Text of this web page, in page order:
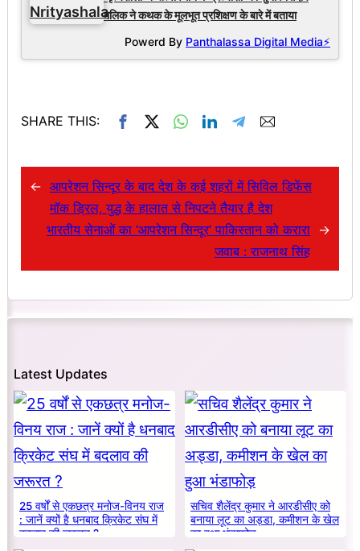
मलिक ने कथक के मूलभूत प्रशिक्षण के बारे में बताया
Powerd By Panthalassa Digital Media⚡
SHARE THIS:
← आपरेशन सिन्दूर के बाद देश के कई शहरों में सिविल डिफेंस
मॉक ड्रिल, युद्ध के हालात से निपटने तैयार है देश
भारतीय सेनाओं का ‘आपरेशन सिन्दूर’ पाकिस्तान को करारा
जवाब : राजनाथ सिंह
→
Latest Updates
25 वर्षों से एकछत्र मनोज-विनय राज
: जानें क्यों है धनबाद क्रिकेट संघ में
बदलाव की जरूरत ?
सचिव शैलेंद्र कुमार ने आरडीसीए को
बनाया लूट का अड्डा, कमीशन के खेल
का हुआ भंडाफोड़